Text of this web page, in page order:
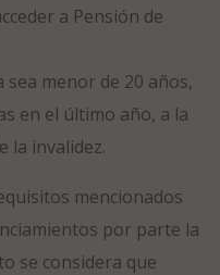
a Pensión de
sea menor de 20 años,
en el último año, a la
la invalidez.
mencionados
por parte la
se considera que